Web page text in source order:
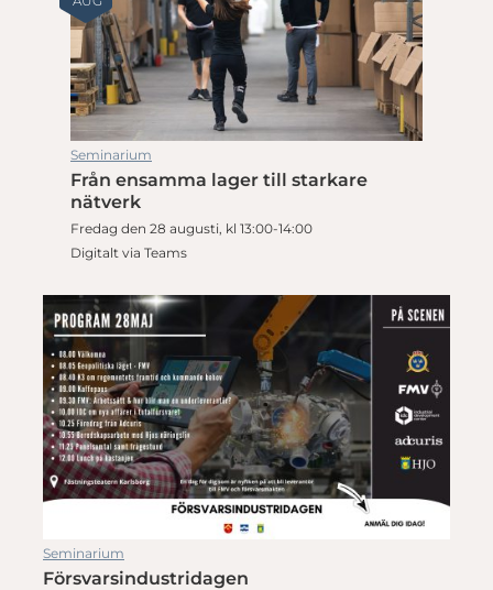
Seminarium
Från ensamma lager till starkare
nätverk
Fredag den 28 augusti, kl 13:00-14:00
Digitalt via Teams
Seminarium
Försvarsindustridagen